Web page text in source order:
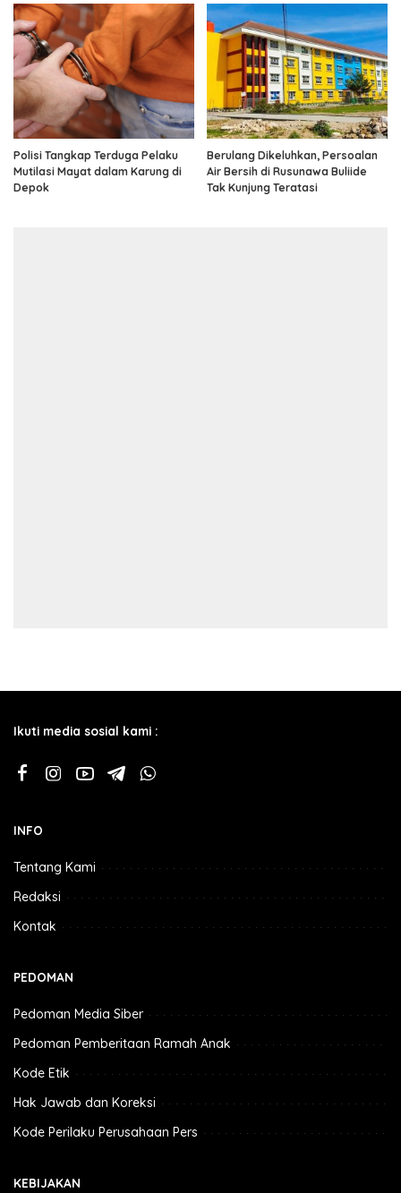
Polisi Tangkap Terduga Pelaku
Mutilasi Mayat dalam Karung di
Depok
Berulang Dikeluhkan, Persoalan
Air Bersih di Rusunawa Buliide
Tak Kunjung Teratasi
Ikuti media sosial kami :
INFO
Tentang Kami
Redaksi
Kontak
PEDOMAN
Pedoman Media Siber
Pedoman Pemberitaan Ramah Anak
Kode Etik
Hak Jawab dan Koreksi
Kode Perilaku Perusahaan Pers
KEBIJAKAN